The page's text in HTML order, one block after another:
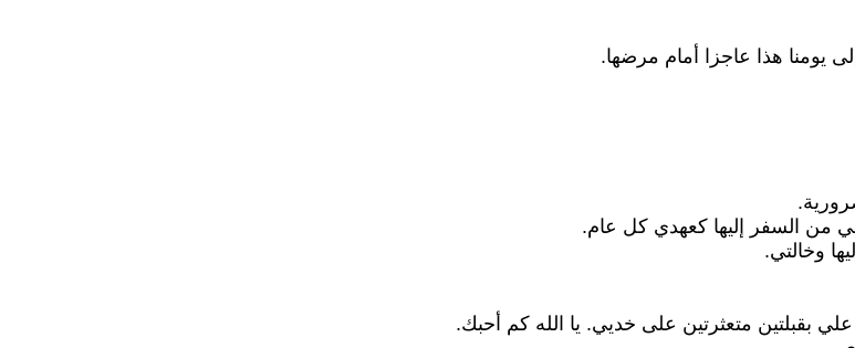
يومنا هذا عاجزا أمام مرضها.
من السفر إليها كعهدي كل عام.
وخالتي.
علي بقبلتين متعثرتين على خديي. يا الله كم أحبك.